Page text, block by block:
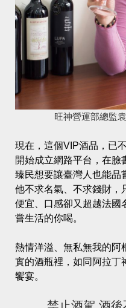
旺神營運部總監
現在，這個VIP酒品，已
開始成立網路平台，在臉
臻民想要讓臺灣人也能品
他不求名氣、不求錢財
便宜、口感卻又超越法國
嘗生活的你喝。
熱情洋溢、無私無我的阿
實的酒瓶裡，如同阿拉丁
饗宴。